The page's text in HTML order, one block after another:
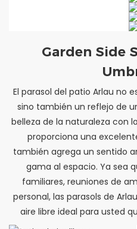
Garden Side
El parasol del patio Arlau no
sino también un reflejo de
belleza de la naturaleza con
proporciona una
también agrega un sentido
gama al espacio. Ya sea
familiares, reuniones de
personal, las parasols de
aire libre ideal para usted